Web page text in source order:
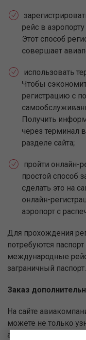
рейс в
Этот способ
совершает
использовать
Чтобы
регистрацию с
Получить
через терминал
разделе сайта;
пройти онлайн-
простой способ
сделать это на
онлайн-
аэропорт с
Для прохождения
потребуются
международные
заграничный паспорт.
Заказ
На сайте
можете не только
авиабилеты